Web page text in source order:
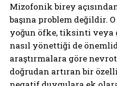
Mizofonik birey
başına problem değildir.
yoğun öfke, tiksinti
nasıl yönettiği de
araştırmalara göre
doğrudan artıran bir